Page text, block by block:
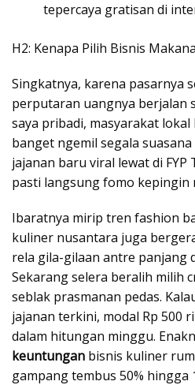
tepercaya gratisan di
H2: Kenapa Pilih Bisnis
Singkatnya, karena pasarnya
perputaran uangnya berjalan
saya pribadi, masyarakat
banget ngemil segala suasana
jajanan baru viral lewat di
pasti langsung fomo kepingin
Ibaratnya mirip tren fashion
kuliner nusantara juga
rela gila-gilaan antre panjang
Sekarang selera beralih milih
seblak prasmanan pedas.
jajanan terkini, modal Rp 500
dalam hitungan minggu.
keuntungan bisnis kuliner
gampang tembus 50% hingga